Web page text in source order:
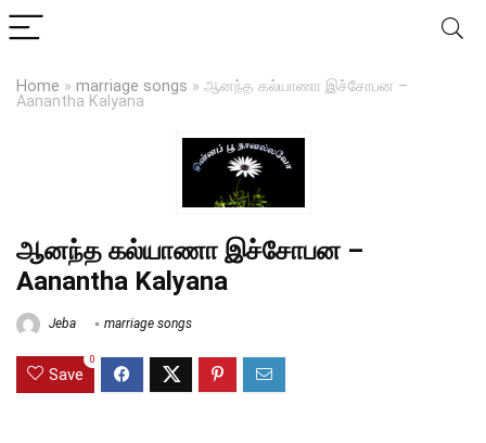
Home » marriage songs » ஆனந்த கல்யாணா இச்சோபன –
Aanantha Kalyana
ஆனந்த கல்யாணா இச்சோபன –
Aanantha Kalyana
Jeba marriage songs
Save
0